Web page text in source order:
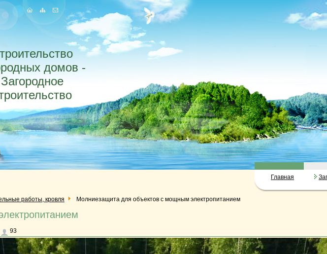
домов -
Загородное
Главная
работы, кровля Молниезащита для объектов с мощным электропитанием
93